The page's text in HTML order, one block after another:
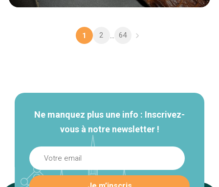
1 2 ... 64
Ne manquez plus une info : Inscrivez-
vous à notre newsletter !